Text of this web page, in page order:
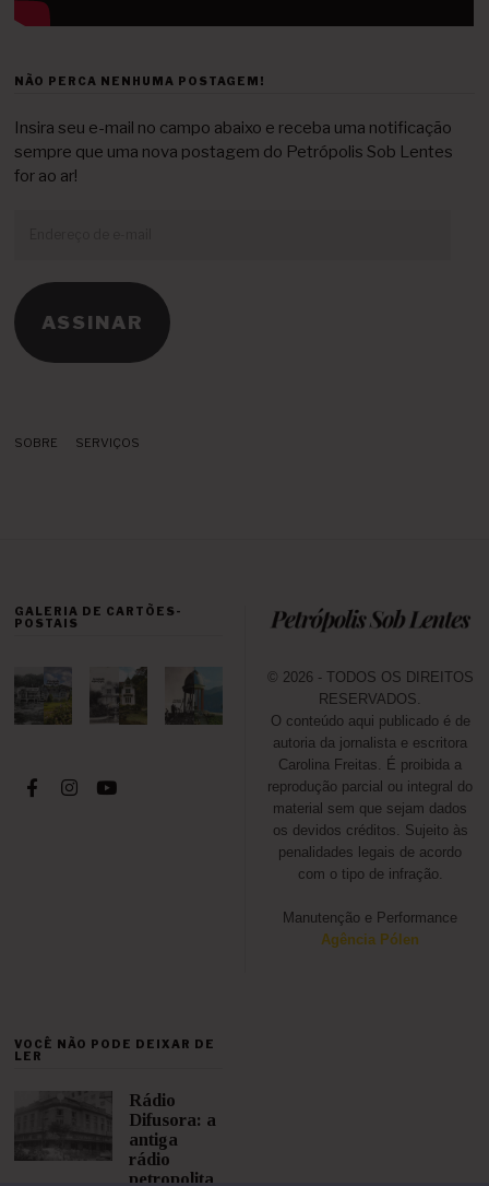
NÃO PERCA NENHUMA POSTAGEM!
Insira seu e-mail no campo abaixo e receba uma notificação
sempre que uma nova postagem do Petrópolis Sob Lentes
for ao ar!
mail
ASSINAR
SOBRE SERVIÇOS
GALERIA DE CARTÕES-
POSTAIS
© 2026 - TODOS OS DIREITOS
RESERVADOS.
O conteúdo aqui publicado é de
autoria da jornalista e escritora
Carolina Freitas. É proibida a
reprodução parcial ou integral do
material sem que sejam dados
os devidos créditos. Sujeito às
penalidades legais de acordo
com o tipo de infração.
Manutenção e Performance
Agência Pólen
VOCÊ NÃO PODE DEIXAR DE
LER
Rádio
Difusora: a
antiga
rádio
petropolita